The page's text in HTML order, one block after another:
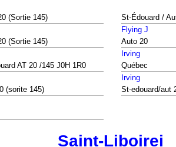
(Sortie 145) St-Édouard /
(Sortie 145)
Flying J
Auto 20
AT 20 /145 J0H 1R0
Irving
Québec
(sorite 145)
Irving
St-edouard/aut
Saint-Liboirei